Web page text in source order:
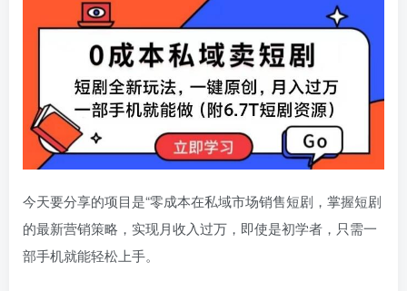
今天要分享的项目是“零成本在私域市场销售短剧，掌握短剧
的最新营销策略，实现月收入过万，即使是初学者，只需一
部手机就能轻松上手。